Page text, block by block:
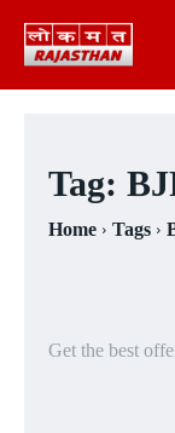
Tag:
Home Tags
Get the best